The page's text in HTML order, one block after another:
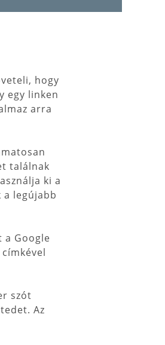
hogy
egy linken
arra
találnak
ki a
a legújabb
a Google
szót
Az